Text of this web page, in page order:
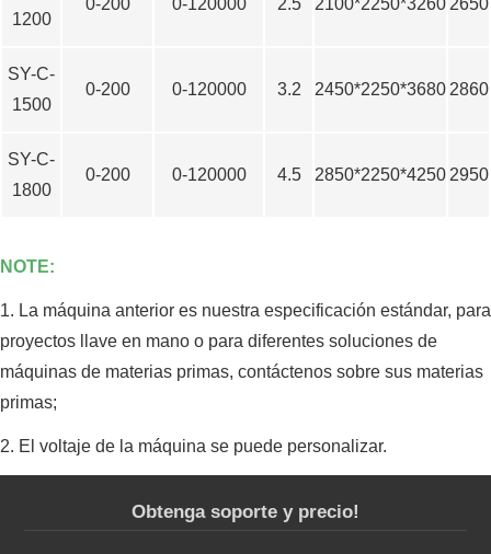
1200
0-200 0-120000 2.5 2100*2250*3260 2650
SY-C-
1500
0-200 0-120000 3.2 2450*2250*3680 2860
SY-C-
1800
0-200 0-120000 4.5 2850*2250*4250 2950
NOTE:
1. La máquina anterior es nuestra especificación estándar, para
proyectos llave en mano o para diferentes soluciones de
máquinas de materias primas, contáctenos sobre sus materias
primas;
2. El voltaje de la máquina se puede personalizar.
Obtenga soporte y precio!